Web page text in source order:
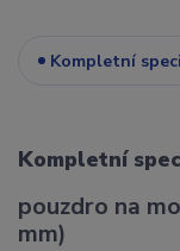
Kompletní
Kompletní
pouzdro na
mm)